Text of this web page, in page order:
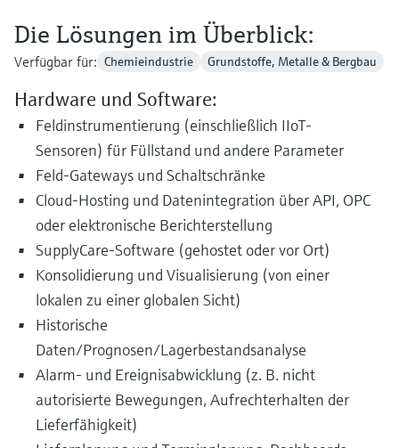
Die Lösungen im Überblick:
Verfügbar für: Chemieindustrie Grundstoffe, Metalle & Bergbau
Hardware und Software:
Feldinstrumentierung (einschließlich IIoT-
Sensoren) für Füllstand und andere Parameter
Feld-Gateways und Schaltschränke
Cloud-Hosting und Datenintegration über API, OPC
oder elektronische Berichterstellung
SupplyCare-Software (gehostet oder vor Ort)
Konsolidierung und Visualisierung (von einer
lokalen zu einer globalen Sicht)
Historische
Daten/Prognosen/Lagerbestandsanalyse
Alarm- und Ereignisabwicklung (z. B. nicht
autorisierte Bewegungen, Aufrechterhalten der
Lieferfähigkeit)